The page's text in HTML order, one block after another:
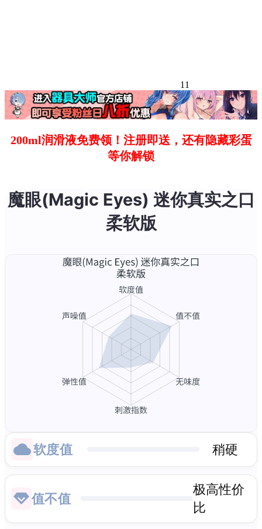
11
200ml润滑液免费领！注册即送，还有隐藏彩蛋
等你解锁
魔眼(Magic Eyes) 迷你真实之口
柔软版
软度值 稍硬
值不值
极高性价
比